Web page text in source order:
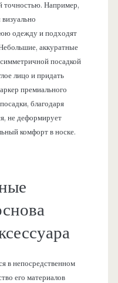
точностью. Например,
одежду и подходят
аккуратные
посадкой
лицо и придать
премиального
благодаря
не деформирует
комфорт в носке.
в непосредственном
его материалов